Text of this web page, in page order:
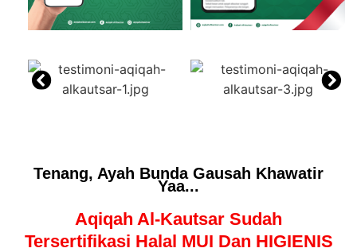
Tenang, Ayah Bunda Gausah Khawatir
Yaa...
Aqiqah Al-Kautsar Sudah
Tersertifikasi Halal MUI Dan HIGIENIS